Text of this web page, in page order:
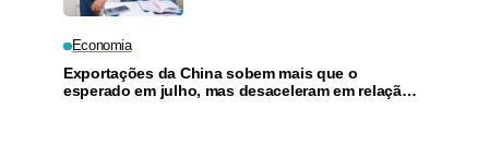
Economia
Exportações da China sobem mais que o
esperado em julho, mas desaceleram em relação